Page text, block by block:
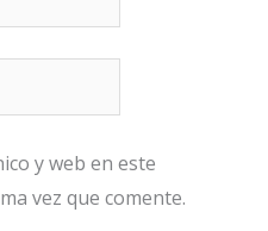
y web en este
vez que comente.